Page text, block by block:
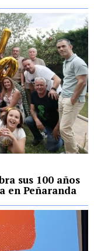
sus 100 años
en Peñaranda